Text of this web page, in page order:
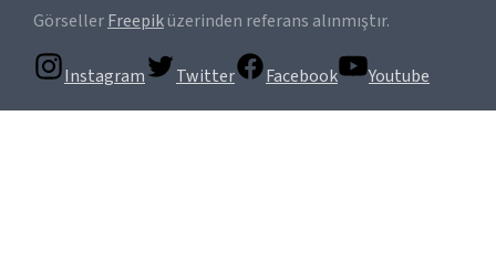
GörsellerFreepiküzerinden referans alınmıştır.
Instagram Twitter Facebook Youtube